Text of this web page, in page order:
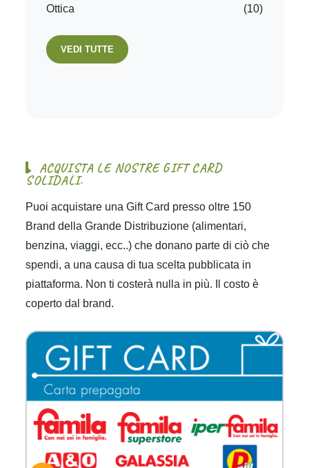
ACQUISTA LE NOSTRE GIFT CARD
SOLIDALI.
Puoi acquistare una Gift Card presso oltre 150
Brand della Grande Distribuzione (alimentari,
benzina, viaggi, ecc..) che donano parte di ciò che
spendi, a una causa di tua scelta pubblicata in
piattaforma. Non ti costerà nulla in più. Il costo è
coperto dal brand.
Ottica
(10)
VEDI TUTTE